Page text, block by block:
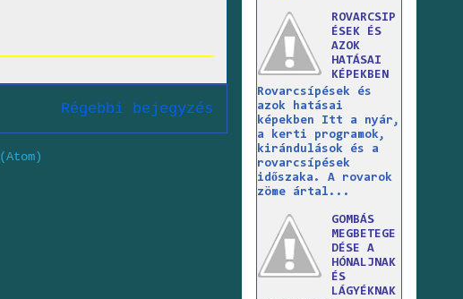
Régebbi bejegyzés
ROVARCSIP
ÉSEK ÉS
AZOK
HATÁSAI
KÉPEKBEN
Rovarcsípések és
azok hatásai
képekben Itt a nyár,
a kerti programok,
kirándulások és a
rovarcsípések
időszaka. A rovarok
zöme ártal...
GOMBÁS
MEGBETEGE
DÉSE A
HÓNALJNAK
ÉS
LÁGYÉKNAK